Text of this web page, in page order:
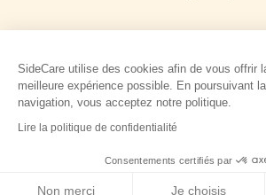
© 2026 SideCare. Tous droits
SideCare utilise des cookies afin de vous offrir
meilleure expérience possible. En poursuivant la
navigation, vous acceptez notre politique.
Lire la politique de confidentialité
Consentements certifiés par
Non merci Je choisis